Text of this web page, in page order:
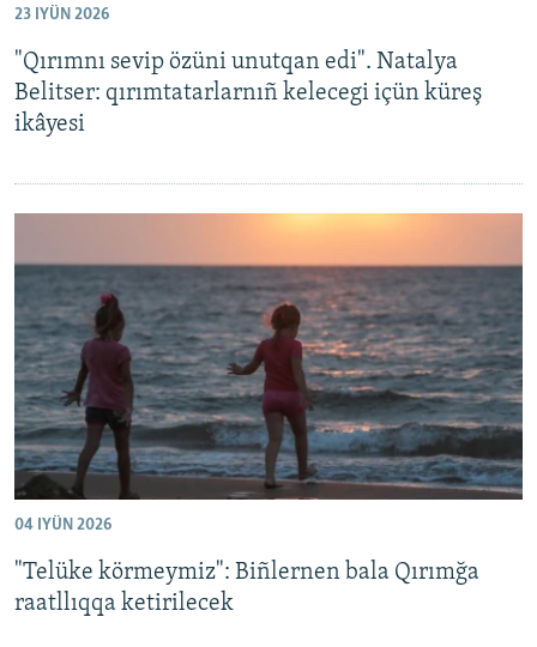
23 IYÜN 2026
"Qırımnı sevip özüni unutqan edi". Natalya
Belitser: qırımtatarlarnıñ kelecegi içün küreş
ikâyesi
04 IYÜN 2026
"Telüke körmeymiz": Biñlernen bala Qırımğa
raatllıqqa ketirilecek